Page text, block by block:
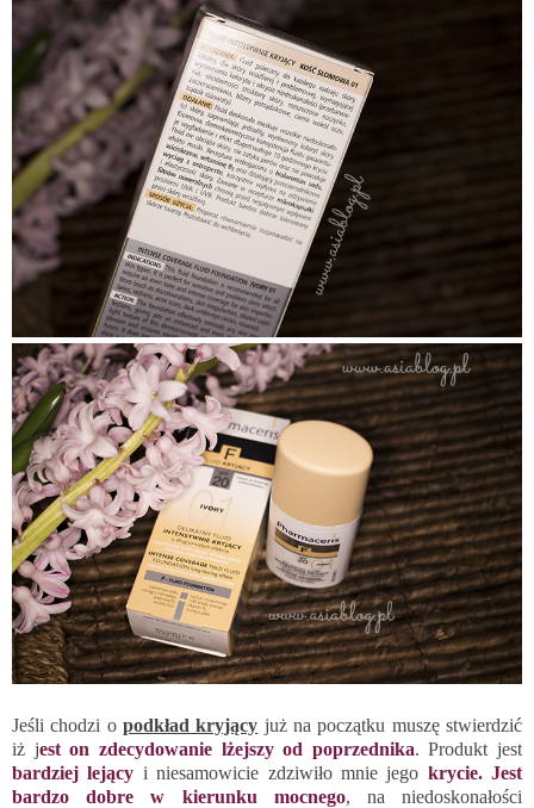
Jeśli chodzi o podkład kryjący już na początku muszę stwierdzić
iż jest on zdecydowanie lżejszy od poprzednika. Produkt jest
bardziej lejący i niesamowicie zdziwiło mnie jego krycie. Jest
bardzo dobre w kierunku mocnego, na niedoskonałości